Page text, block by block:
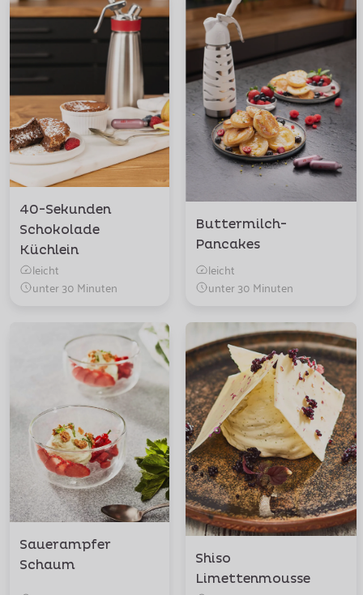
40-Sekunden
Schokolade
Küchlein
leicht
unter 30 Minuten
Buttermilch-
Pancakes
leicht
unter 30 Minuten
Sauerampfer
Schaum
Shiso
Limettenmousse